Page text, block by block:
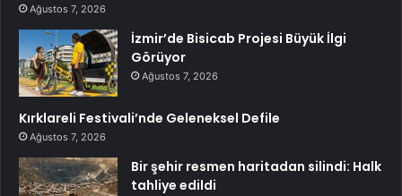
Ağustos 7, 2026
İzmir’de Bisicab Projesi Büyük İlgi
Görüyor
Ağustos 7, 2026
Kırklareli Festivali’nde Geleneksel Defile
Ağustos 7, 2026
Bir şehir resmen haritadan silindi: Halk
tahliye edildi